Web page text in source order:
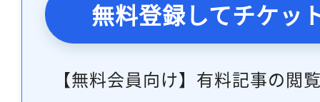
無料登録してチケッ
【無料会員向け】有料記事の閲